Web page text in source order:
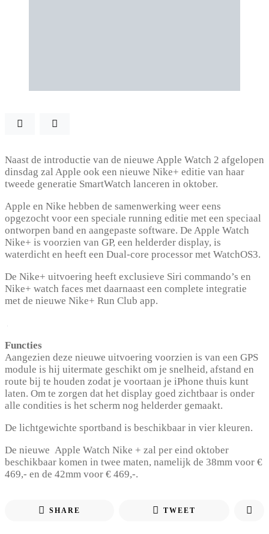
Naast de introductie van de nieuwe Apple Watch 2 afgelopen
dinsdag zal Apple ook een nieuwe Nike+ editie van haar
tweede generatie SmartWatch lanceren in oktober.
Apple en Nike hebben de samenwerking weer eens
opgezocht voor een speciale running editie met een speciaal
ontworpen band en aangepaste software. De Apple Watch
Nike+ is voorzien van GP, een helderder display, is
waterdicht en heeft een Dual-core processor met WatchOS3.
De Nike+ uitvoering heeft exclusieve Siri commando’s en
Nike+ watch faces met daarnaast een complete integratie
met de nieuwe Nike+ Run Club app.
Functies
Aangezien deze nieuwe uitvoering voorzien is van een GPS
module is hij uitermate geschikt om je snelheid, afstand en
route bij te houden zodat je voortaan je iPhone thuis kunt
laten. Om te zorgen dat het display goed zichtbaar is onder
alle condities is het scherm nog helderder gemaakt.
De lichtgewichte sportband is beschikbaar in vier kleuren.
De nieuwe Apple Watch Nike + zal per eind oktober
beschikbaar komen in twee maten, namelijk de 38mm voor €
469,- en de 42mm voor € 469,-.
SHARE TWEET